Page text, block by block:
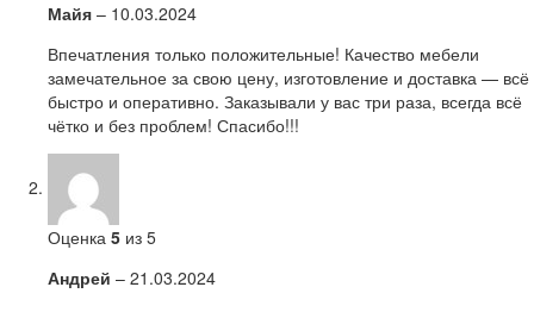
Майя – 10.03.2024
Впечатления только положительные! Качество мебели
замечательное за свою цену, изготовление и доставка — всё
быстро и оперативно. Заказывали у вас три раза, всегда всё
чётко и без проблем! Спасибо!!!
Оценка 5 из 5
Андрей – 21.03.2024